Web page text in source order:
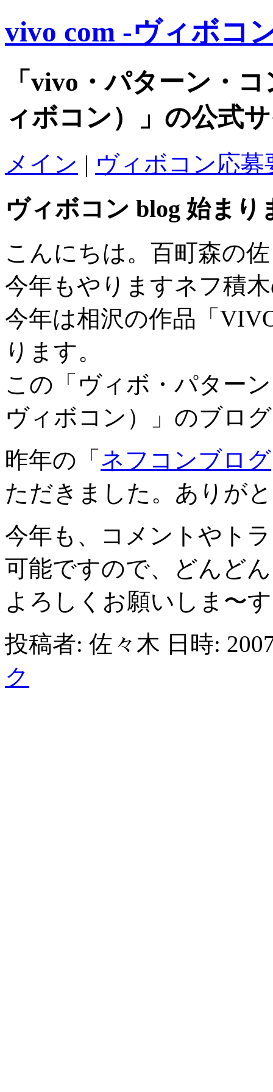
vivo com -ヴィボコ
「vivo・パターン・
ィボコン）」の公式
メイン | ヴィボコン応募
ヴィボコン blog 始まり
こんにちは。百町森の
今年もやりますネフ積
今年は相沢の作品「
ります。
この「ヴィボ・パター
ヴィボコン）」のブロ
昨年の「 ネフコンブログ
ただきました。ありが
今年も、コメントやト
可能ですので、どんど
よろしくお願いしま〜
投稿者: 佐々木 日時:
ク